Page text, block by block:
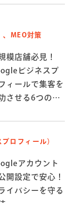
MEO対策
模店舗必見！
ビジネスプ
ィールで集客を
させる6つのス
ロフィール）
アカウント
開設定で安心！
イバシーを守る